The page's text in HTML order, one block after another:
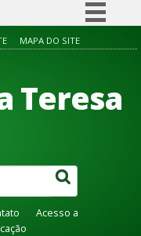
Simplifique!
Participe
à informação
Canais
MAPA DO SITE
Teresa
Acesso a